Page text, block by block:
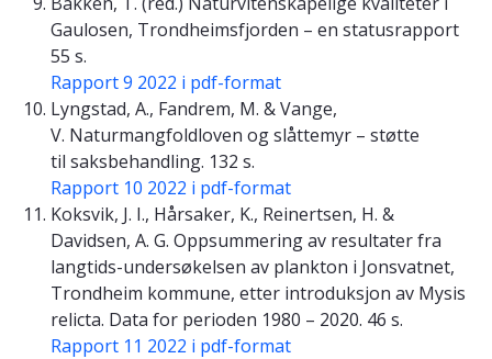
Gaulosen, Trondheimsfjorden – en statusrapport
55 s.
Rapport 9 2022 i pdf-format
Lyngstad, A., Fandrem, M. & Vange,
V. Naturmangfoldloven og slåttemyr – støtte
til saksbehandling. 132 s.
Rapport 10 2022 i pdf-format
Koksvik, J. I., Hårsaker, K., Reinertsen, H. &
Davidsen, A. G. Oppsummering av resultater fra
langtids-undersøkelsen av plankton i Jonsvatnet,
Trondheim kommune, etter introduksjon av Mysis
relicta. Data for perioden 1980 – 2020. 46 s.
Rapport 11 2022 i pdf-format